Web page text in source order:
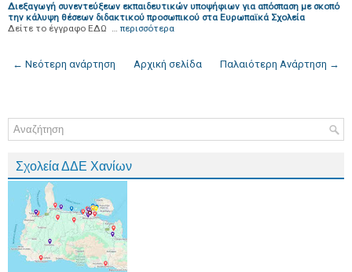
Διεξαγωγή συνεντεύξεων εκπαιδευτικών υποψήφιων για απόσπαση με σκοπό
την κάλυψη θέσεων διδακτικού προσωπικού στα Ευρωπαϊκά Σχολεία
Δείτε το έγγραφο ΕΔΩ … περισσότερα
← Νεότερη ανάρτηση Παλαιότερη Ανάρτηση →
Αρχική σελίδα
Σχολεία ΔΔΕ Χανίων